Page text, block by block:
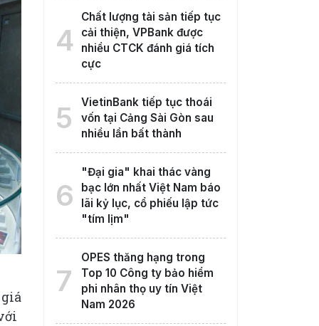
4
Chất lượng tài sản tiếp tục
cải thiện, VPBank được
nhiều CTCK đánh giá tích
cực
5
VietinBank tiếp tục thoái
vốn tại Cảng Sài Gòn sau
nhiều lần bất thành
6
"Đại gia" khai thác vàng
bạc lớn nhất Việt Nam báo
lãi kỷ lục, cổ phiếu lập tức
"tím lịm"
7
OPES thăng hạng trong
Top 10 Công ty bảo hiểm
phi nhân thọ uy tín Việt
Nam 2026